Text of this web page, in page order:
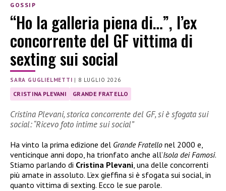
GOSSIP
“Ho la galleria piena di…”, l’ex
concorrente del GF vittima di
sexting sui social
SARA GUGLIELMETTI | 8 LUGLIO 2026
CRISTINA PLEVANI GRANDE FRATELLO
Cristina Plevani, storica concorrente del GF, si è sfogata sui
social: “Ricevo foto intime sui social”
Ha vinto la prima edizione del Grande Fratello nel 2000 e,
venticinque anni dopo, ha trionfato anche all’Isola dei Famosi.
Stiamo parlando di Cristina Plevani, una delle concorrenti
più amate in assoluto. L’ex gieffina si è sfogata sui social, in
quanto vittima di sexting. Ecco le sue parole.